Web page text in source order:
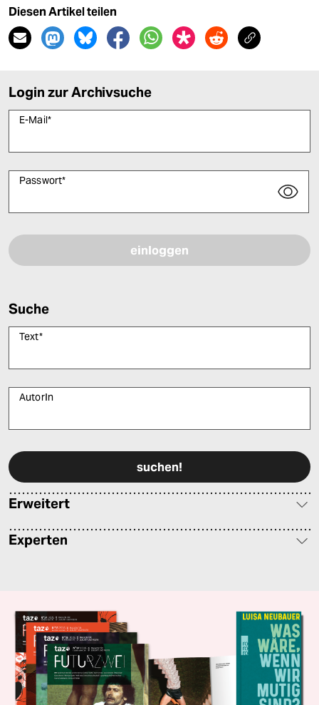
Diesen Artikel teilen
Login zur Archivsuche
E-Mail*
Passwort*
Suche
Text*
AutorIn
Erweitert
Experten